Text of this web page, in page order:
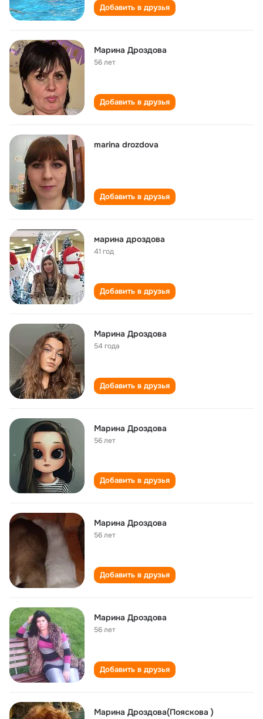
Добавить в друзья
Марина Дроздова
56 лет
Добавить в друзья
marina drozdova
Добавить в друзья
марина дроздова
41 год
Добавить в друзья
Марина Дроздова
54 года
Добавить в друзья
Марина Дроздова
56 лет
Добавить в друзья
Марина Дроздова
56 лет
Добавить в друзья
Марина Дроздова
56 лет
Добавить в друзья
Марина Дроздова(Пояскова )